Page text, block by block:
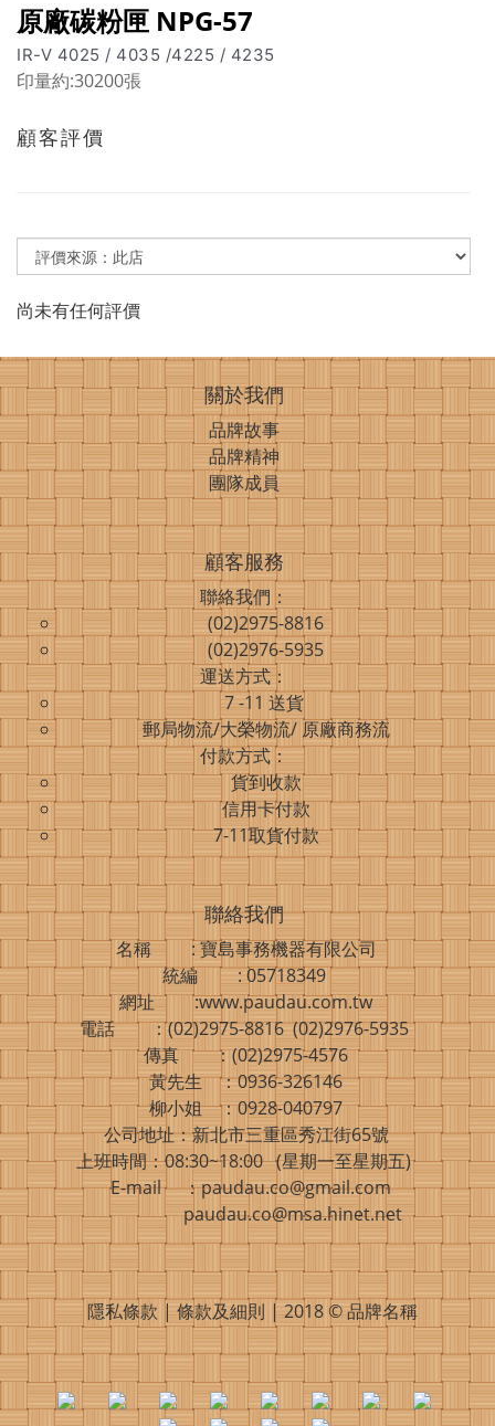
原廠碳粉匣 NPG-57
IR-V 4025 / 4035 /4225 / 4235
印量約:30200張
顧客評價
尚未有任何評價
關於我們
品牌故事
品牌精神
團隊成員
顧客服務
聯絡我們：
(02)2975-8816
(02)2976-5935
運送方式：
7 -11 送貨
郵局物流/大榮物流/ 原廠商務流
付款方式：
貨到收款
信用卡付款
7-11取貨付款
聯絡我們
名稱 : 寶島事務機器有限公司
統編 : 05718349
網址 :www.paudau.com.tw
電話 ：(02)2975-8816 (02)2976-5935
傳真 ：(02)2975-4576
黃先生 ：0936-326146
柳小姐 ：0928-040797
公司地址：新北市三重區秀江街65號
上班時間：08:30~18:00 (星期一至星期五)
E-mail ：paudau.co@gmail.com
paudau.co@msa.hinet.net
隱私條款 | 條款及細則 | 2018 © 品牌名稱